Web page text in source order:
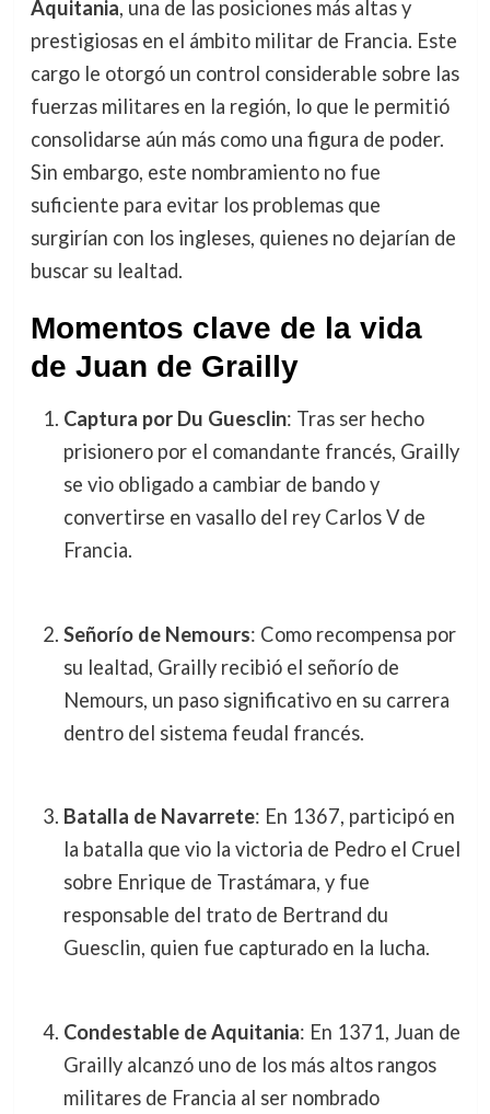
Aquitania, una de las posiciones más altas y
prestigiosas en el ámbito militar de Francia. Este
cargo le otorgó un control considerable sobre las
fuerzas militares en la región, lo que le permitió
consolidarse aún más como una figura de poder.
Sin embargo, este nombramiento no fue
suficiente para evitar los problemas que
surgirían con los ingleses, quienes no dejarían de
buscar su lealtad.
Momentos clave de la vida
de Juan de Grailly
Captura por Du Guesclin: Tras ser hecho
prisionero por el comandante francés, Grailly
se vio obligado a cambiar de bando y
convertirse en vasallo del rey Carlos V de
Francia.
Señorío de Nemours: Como recompensa por
su lealtad, Grailly recibió el señorío de
Nemours, un paso significativo en su carrera
dentro del sistema feudal francés.
Batalla de Navarrete: En 1367, participó en
la batalla que vio la victoria de Pedro el Cruel
sobre Enrique de Trastámara, y fue
responsable del trato de Bertrand du
Guesclin, quien fue capturado en la lucha.
Condestable de Aquitania: En 1371, Juan de
Grailly alcanzó uno de los más altos rangos
militares de Francia al ser nombrado